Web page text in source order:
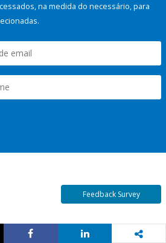
na medida do necessário, para
Feedback Survey